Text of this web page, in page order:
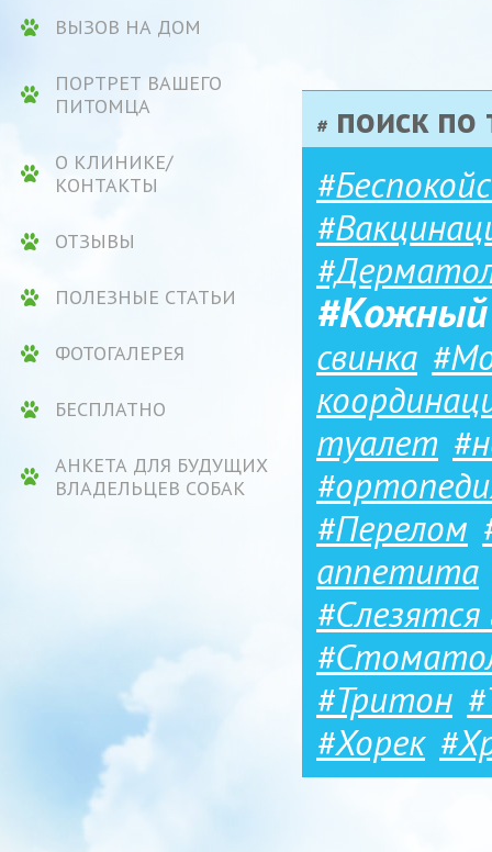
# поиск по
#Кожный
свинка
туалет
#Перелом
аппетита
#Слезятся
#Тритон
#Хорек
ВЫЗОВ НА ДОМ
ПОРТРЕТ ВАШЕГО
ПИТОМЦА
О КЛИНИКЕ/
КОНТАКТЫ
ОТЗЫВЫ
ПОЛЕЗНЫЕ СТАТЬИ
ФОТОГАЛЕРЕЯ
БЕСПЛАТНО
АНКЕТА ДЛЯ БУДУЩИХ
ВЛАДЕЛЬЦЕВ СОБАК